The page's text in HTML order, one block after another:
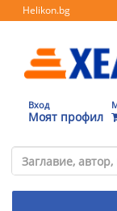
Helikon.bg
Вход
Моят профил